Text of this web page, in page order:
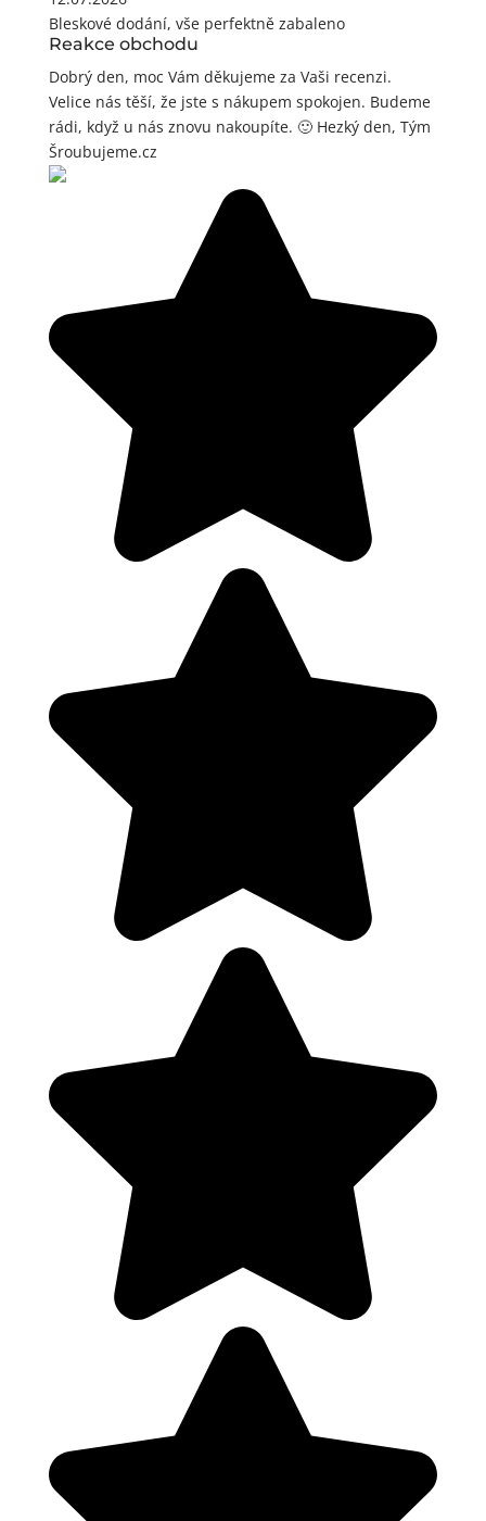
Bleskové dodání, vše perfektně zabaleno
Reakce obchodu
Dobrý den, moc Vám děkujeme za Vaši recenzi.
Velice nás těší, že jste s nákupem spokojen. Budeme
rádi, když u nás znovu nakoupíte. 🙂 Hezký den, Tým
Šroubujeme.cz